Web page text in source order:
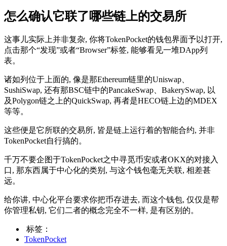
怎么确认它联了哪些链上的交易所
这事儿实际上并非复杂, 你将TokenPocket的钱包界面予以打开,
点击那个“发现”或者“Browser”标签, 能够看见一堆DApp列
表。
诸如列位于上面的, 像是那Ethereum链里的Uniswap、
SushiSwap, 还有那BSC链中的PancakeSwap、BakerySwap, 以
及Polygon链之上的QuickSwap, 再者是HECO链上边的MDEX
等等。
这些便是它所联的交易所, 皆是链上运行着的智能合约, 并非
TokenPocket自行搞的。
千万不要企图于TokenPocket之中寻觅币安或者OKX的对接入
口, 那东西属于中心化的类别, 与这个钱包毫无关联, 相差甚
远。
给你讲, 中心化平台要求你把币存进去, 而这个钱包, 仅仅是帮
你管理私钥, 它们二者的概念完全不一样, 是有区别的。
标签：
TokenPocket